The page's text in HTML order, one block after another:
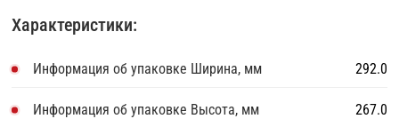
Характеристики:
Информация об упаковке Ширина, мм 292.0
Информация об упаковке Высота, мм 267.0